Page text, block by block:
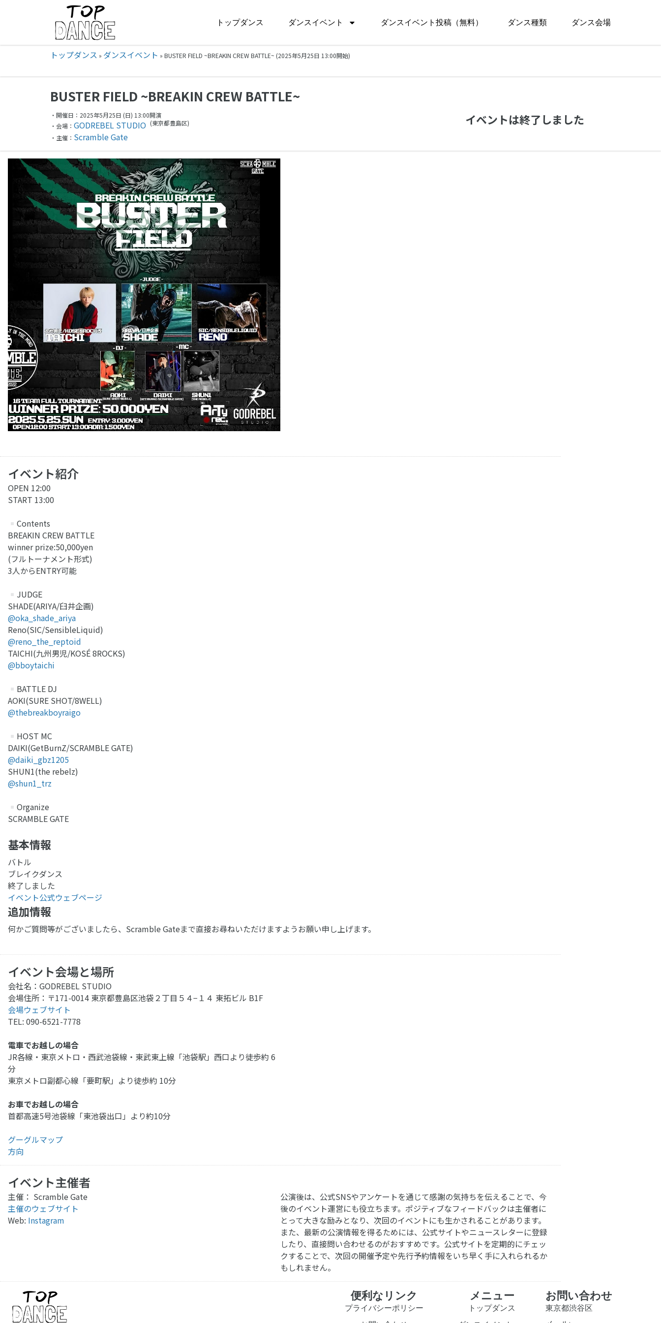
トップダンス ダンスイベント ダンスイベント投稿（無料） ダンス種類 ダンス会場
トップダンス » ダンスイベント » BUSTER FIELD ~BREAKIN CREW BATTLE~ (2025年5月25日 13:00開始)
BUSTER FIELD ~BREAKIN CREW BATTLE~
・開催日：2025年5月25日 (日) 13:00開演
・会場： GODREBEL STUDIO (東京都豊島区)
・主催： Scramble Gate
イベントは終了しました
イベント紹介
OPEN 12:00
START 13:00
Contents
BREAKIN CREW BATTLE
winner prize:50,000yen
(フルトーナメント形式)
3人からENTRY可能
JUDGE
SHADE(ARIYA/臼井企画)
@oka_shade_ariya
Reno(SIC/SensibleLiquid)
@reno_the_reptoid
TAICHI(九州男児/KOSÉ 8ROCKS)
@bboytaichi
BATTLE DJ
AOKI(SURE SHOT/8WELL)
@thebreakboyraigo
HOST MC
DAIKI(GetBurnZ/SCRAMBLE GATE)
@daiki_gbz1205
SHUN1(the rebelz)
@shun1_trz
Organize
SCRAMBLE GATE
基本情報
バトル
ブレイクダンス
終了しました
イベント公式ウェブページ
追加情報
何かご質問等がございましたら、Scramble Gateまで直接お尋ねいただけますようお願い申し上げます。
イベント会場と場所
会社名：GODREBEL STUDIO
会場住所：〒171-0014 東京都豊島区池袋２丁目５４−１４ 東拓ビル B1F
会場ウェブサイト
TEL: 090-6521-7778
電車でお越しの場合
JR各線・東京メトロ・西武池袋線・東武東上線「池袋駅」西口より徒歩約 6
分
東京メトロ副都心線「要町駅」より徒歩約 10分
お車でお越しの場合
首都高速5号池袋線「東池袋出口」より約10分
グーグルマップ
方向
イベント主催者
主催： Scramble Gate
主催のウェブサイト
Web: Instagram
公演後は、公式SNSやアンケートを通じて感謝の気持ちを伝えることで、今
後のイベント運営にも役立ちます。ポジティブなフィードバックは主催者に
とって大きな励みとなり、次回のイベントにも生かされることがあります。
また、最新の公演情報を得るためには、公式サイトやニュースレターに登録
したり、直接問い合わせるのがおすすめです。公式サイトを定期的にチェッ
クすることで、次回の開催予定や先行予約情報をいち早く手に入れられるか
もしれません。
便利なリンク
プライバシーポリシー
メニュー
トップダンス
お問い合わせ
東京都渋谷区